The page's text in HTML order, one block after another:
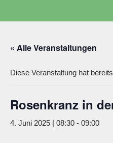
springen
« Alle Veranstaltungen
Diese Veranstaltung hat
Rosenkranz in
4. Juni 2025 | 08:30 - 09:00